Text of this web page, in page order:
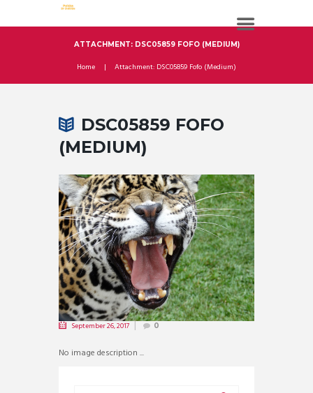
ATTACHMENT: DSC05859 FOFO (MEDIUM)
Home Attachment: DSC05859 Fofo (Medium)
DSC05859 FOFO
(MEDIUM)
September 26, 2017 0
No image description ...